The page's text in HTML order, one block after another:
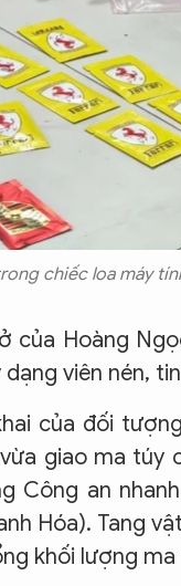
chiếc loa máy
của Hoàng
viên nén,
của đối
giao ma túy
Công an
Hóa). Tang
khối lượng